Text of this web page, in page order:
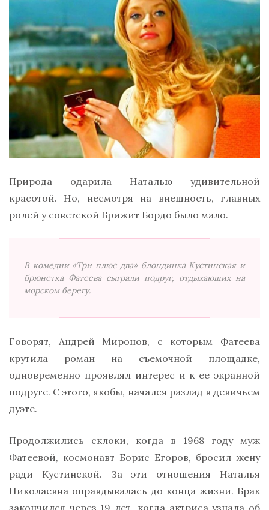
Природа одарила Наталью удивительной
красотой. Но, несмотря на внешность, главных
ролей у советской Брижит Бордо было мало.
В комедии «Три плюс два» блондинка Кустинская и
брюнетка Фатеева сыграли подруг, отдыхающих на
морском берегу.
Говорят, Андрей Миронов, с которым Фатеева
крутила роман на съемочной площадке,
одновременно проявлял интерес и к ее экранной
подруге. С этого, якобы, начался разлад в девичьем
дуэте.
Продолжились склоки, когда в 1968 году муж
Фатеевой, космонавт Борис Егоров, бросил жену
ради Кустинской. За эти отношения Наталья
Николаевна оправдывалась до конца жизни. Брак
закончился через 19 лет, когда актриса узнала об